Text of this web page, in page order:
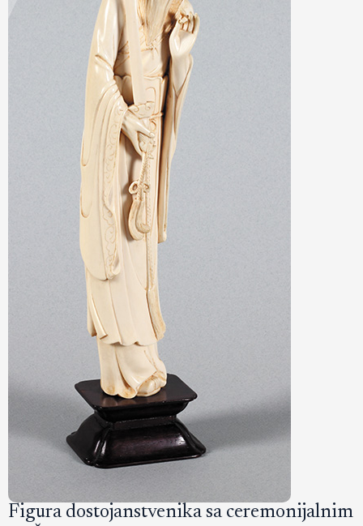
Figura dostojanstvenika sa ceremonijalnim